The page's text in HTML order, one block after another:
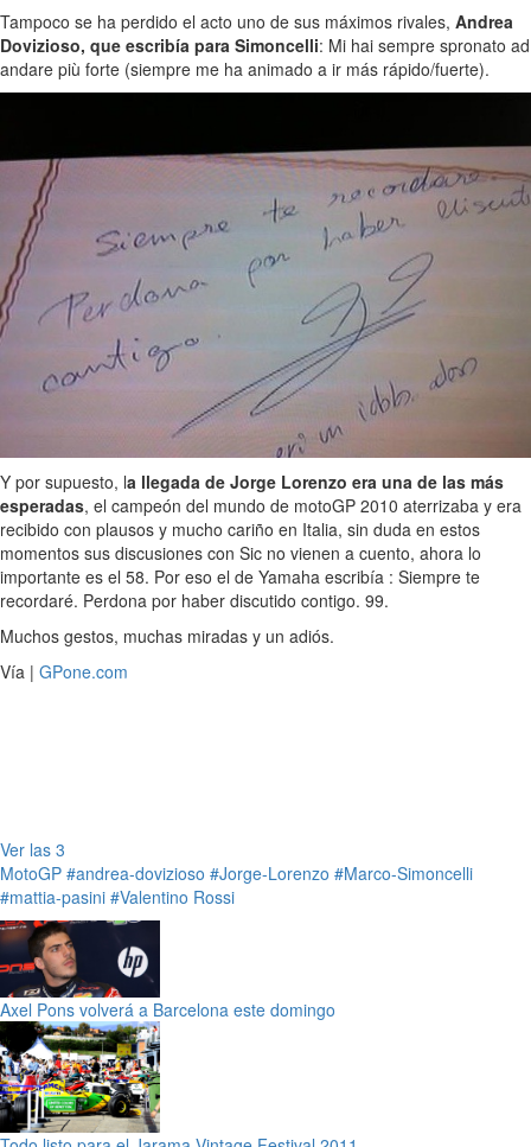
Tampoco se ha perdido el acto uno de sus máximos rivales, Andrea
Dovizioso, que escribía para Simoncelli: Mi hai sempre spronato ad
andare più forte (siempre me ha animado a ir más rápido/fuerte).
Y por supuesto, la llegada de Jorge Lorenzo era una de las más
esperadas, el campeón del mundo de motoGP 2010 aterrizaba y era
recibido con plausos y mucho cariño en Italia, sin duda en estos
momentos sus discusiones con Sic no vienen a cuento, ahora lo
importante es el 58. Por eso el de Yamaha escribía : Siempre te
recordaré. Perdona por haber discutido contigo. 99.
Muchos gestos, muchas miradas y un adiós.
Vía | GPone.com
Ver las 3
MotoGP #andrea-dovizioso #Jorge-Lorenzo #Marco-Simoncelli
#mattia-pasini #Valentino Rossi
Axel Pons volverá a Barcelona este domingo